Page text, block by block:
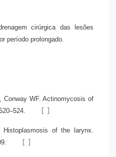
cirúrgica das lesões
período prolongado.
Conway WF. Actinomycosis of
[ ]
of the larynx.
[ ]